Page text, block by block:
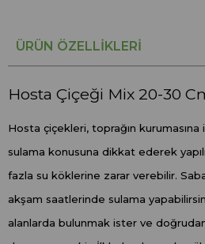
ÜRÜN ÖZELLIKLERI
Hosta Çiçeği Mix 20-30
Hosta çiçekleri, toprağın
sulama konusuna dikkat ederek
fazla su köklerine zarar verebilir.
akşam saatlerinde sulama
alanlarda bulunmak ister ve doğrudan